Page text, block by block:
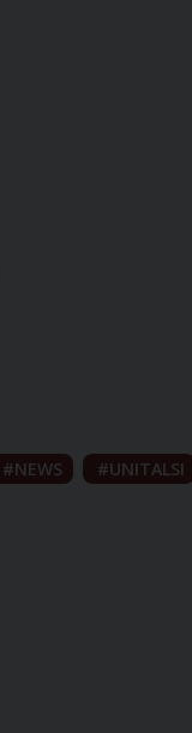
NEWS UNITALSI